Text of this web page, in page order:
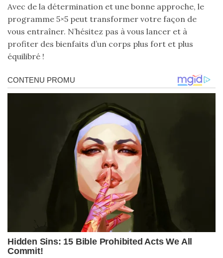
Avec de la détermination et une bonne approche, le
programme 5×5 peut transformer votre façon de
vous entraîner. N’hésitez pas à vous lancer et à
profiter des bienfaits d’un corps plus fort et plus
équilibré !